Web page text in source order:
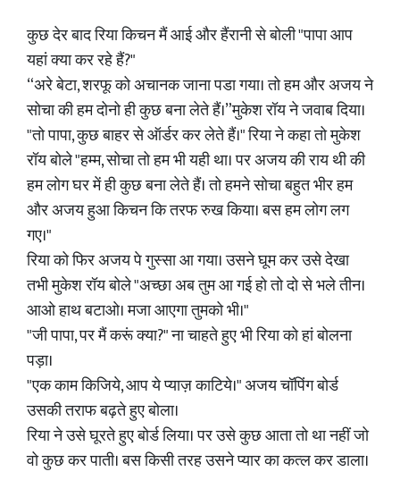
कुछ देर बाद रिया किचन मैं आई और हैंरानी से बोली "पापा आप
यहां क्या कर रहे हैं?"
“अरे बेटा, शरफू को अचानक जाना पडा गया। तो हम और अजय ने
सोचा की हम दोनो ही कुछ बना लेते हैं।”मुकेश रॉय ने जवाब दिया।
"तो पापा, कुछ बाहर से ऑर्डर कर लेते हैं।" रिया ने कहा तो मुकेश
रॉय बोले "हम्म, सोचा तो हम भी यही था। पर अजय की राय थी की
हम लोग घर में ही कुछ बना लेते हैं। तो हमने सोचा बहुत भीर हम
और अजय हुआ किचन कि तरफ रुख किया। बस हम लोग लग
गए।"
रिया को फिर अजय पे गुस्सा आ गया। उसने घूम कर उसे देखा
तभी मुकेश रॉय बोले "अच्छा अब तुम आ गई हो तो दो से भले तीन।
आओ हाथ बटाओ। मजा आएगा तुमको भी।"
"जी पापा, पर मैं करूं क्या?" ना चाहते हुए भी रिया को हां बोलना
पड़ा।
"एक काम किजिये, आप ये प्याज़ काटिये।" अजय चॉपिंग बोर्ड
उसकी तराफ बढ़ते हुए बोला।
रिया ने उसे घूरते हुए बोर्ड लिया। पर उसे कुछ आता तो था नहीं जो
वो कुछ कर पाती। बस किसी तरह उसने प्यार का कत्ल कर डाला।